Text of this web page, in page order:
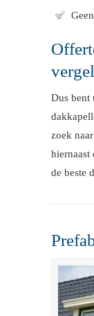
Dus bent
zoek
hiernaast
de beste